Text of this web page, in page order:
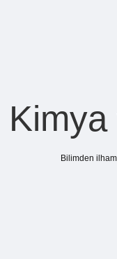
Bilimden